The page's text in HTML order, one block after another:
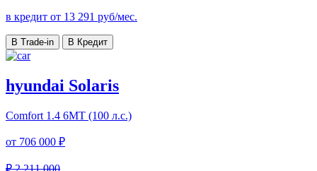
в кредит от 13 291 руб/мес.
В Trade-in В Кредит
hyundai Solaris
Comfort 1.4 6МТ (100 л.с.)
от 706 000 ₽
₽ 2 211 000